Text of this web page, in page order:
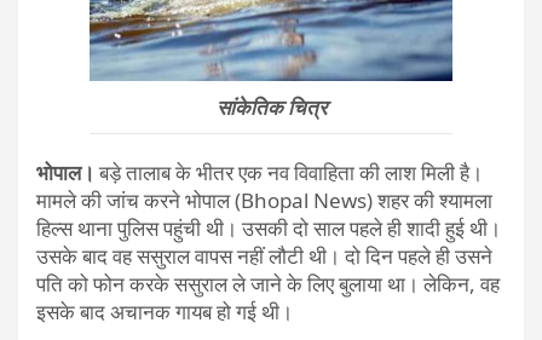
सांकेतिक चित्र
भोपाल। बड़े तालाब के भीतर एक नव विवाहिता की लाश मिली है।
मामले की जांच करने भोपाल (Bhopal News) शहर की श्यामला
हिल्स थाना पुलिस पहुंची थी। उसकी दो साल पहले ही शादी हुई थी।
उसके बाद वह ससुराल वापस नहीं लौटी थी। दो दिन पहले ही उसने
पति को फोन करके ससुराल ले जाने के लिए बुलाया था। लेकिन, वह
इसके बाद अचानक गायब हो गई थी।